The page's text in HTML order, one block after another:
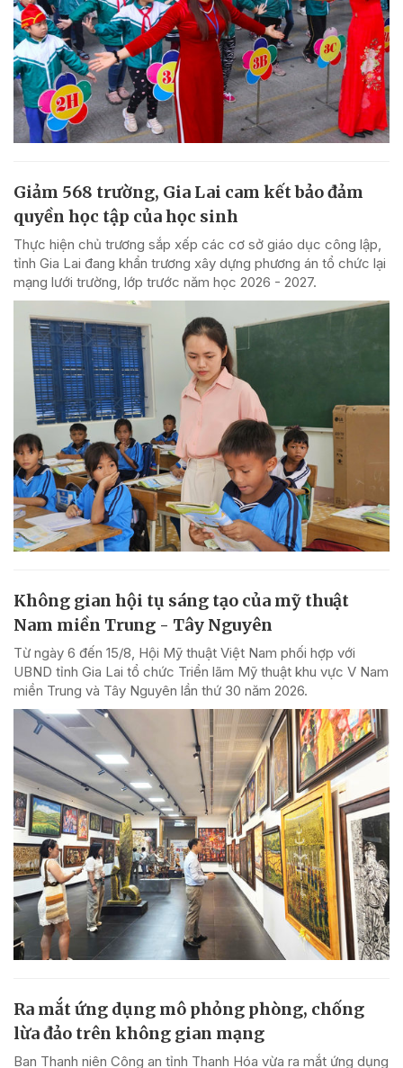
Giảm 568 trường, Gia Lai cam kết bảo đảm
quyền học tập của học sinh
Thực hiện chủ trương sắp xếp các cơ sở giáo dục công lập,
tỉnh Gia Lai đang khẩn trương xây dựng phương án tổ chức lại
mạng lưới trường, lớp trước năm học 2026 - 2027.
Không gian hội tụ sáng tạo của mỹ thuật
Nam miền Trung - Tây Nguyên
Từ ngày 6 đến 15/8, Hội Mỹ thuật Việt Nam phối hợp với
UBND tỉnh Gia Lai tổ chức Triển lãm Mỹ thuật khu vực V Nam
miền Trung và Tây Nguyên lần thứ 30 năm 2026.
Ra mắt ứng dụng mô phỏng phòng, chống
lừa đảo trên không gian mạng
Ban Thanh niên Công an tỉnh Thanh Hóa vừa ra mắt ứng dụng